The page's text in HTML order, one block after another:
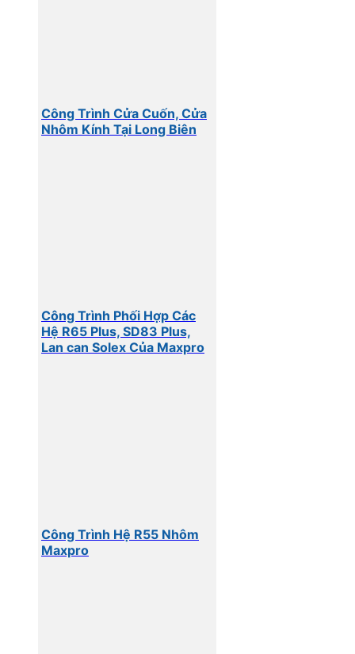
Công Trình Cửa Cuốn, Cửa
Nhôm Kính Tại Long Biên
Công Trình Phối Hợp Các
Hệ R65 Plus, SD83 Plus,
Lan can Solex Của Maxpro
Công Trình Hệ R55 Nhôm
Maxpro